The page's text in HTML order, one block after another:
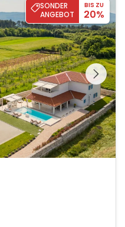
SONDER
ANGEBOT
BIS ZU
20%
Schauen Sie sich die
gesamte Galerie